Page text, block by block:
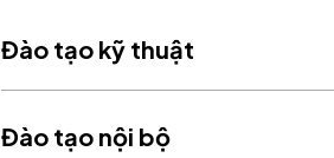
Đào tạo kỹ thuật
Đào tạo nội bộ